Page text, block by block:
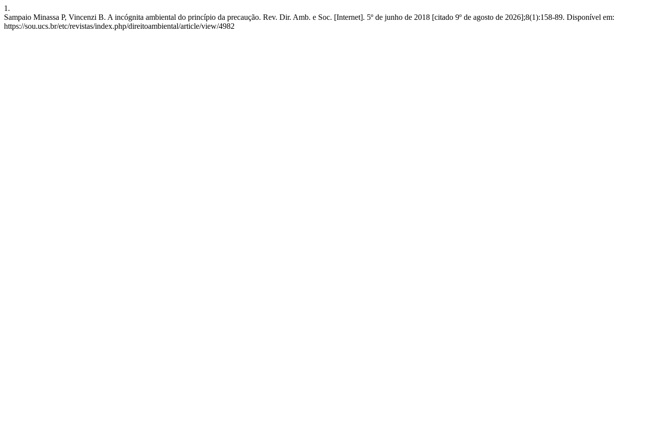
1.
Sampaio Minassa P, Vincenzi B. A incógnita ambiental do princípio da precaução. Rev. Dir. Amb. e Soc. [Internet]. 5º de junho de 2018 [citado 9º de agosto de 2026];8(1):158-89. Disponível em:
https://sou.ucs.br/etc/revistas/index.php/direitoambiental/article/view/4982